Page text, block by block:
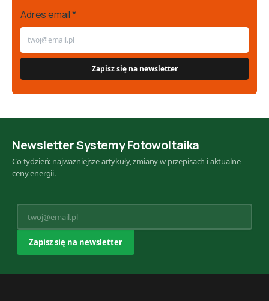
Adres email *
Newsletter Systemy Fotowoltaika
Co tydzień: najważniejsze artykuły, zmiany w przepisach i aktualne
ceny energii.